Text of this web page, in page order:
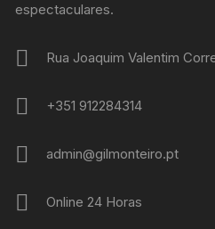
espectaculares.
Rua Joaquim Valentim
+351 912284314
admin@gilmonteiro.pt
Online 24 Horas